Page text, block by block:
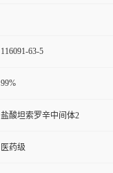
116091-63-5
99%
盐酸坦索罗辛中间体2
医药级